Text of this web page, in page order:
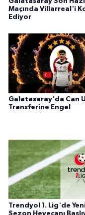
Maçında Villarreal'i
Ediyor
Galatasaray'da Can
Transferine Engel
Trendyol 1. Lig'de
Sezon Heyecanı